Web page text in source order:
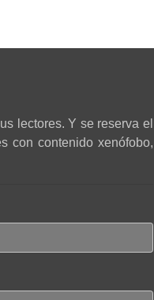
lectores. Y se reserva el
con contenido xenófobo,